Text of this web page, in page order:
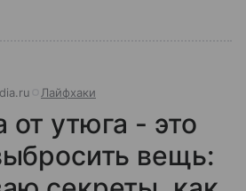
Лайфхаки
от утюга - это
вещь: